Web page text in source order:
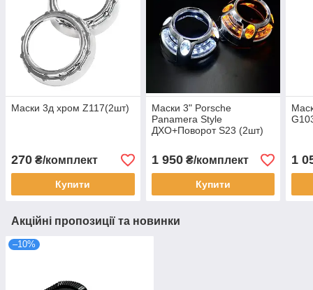
Маски 3д хром Z117(2шт)
270 ₴/комплект
Купити
Маски 3" Porsche
Panamera Style
ДХО+Поворот S23 (2шт)
1 950₴/комплект
Купити
1
Акційні пропозиції та новинки
–10%